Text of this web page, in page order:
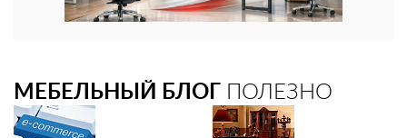
МЕБЕЛЬНЫЙ БЛОГ ПОЛЕЗНО